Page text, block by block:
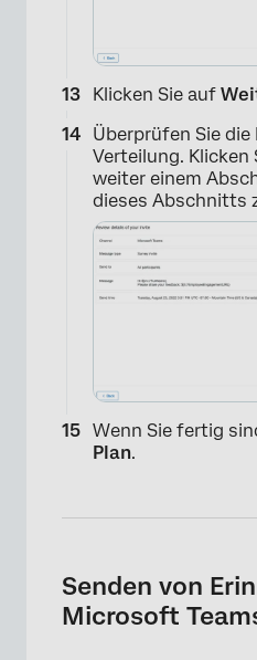
Klicken Sie auf
Überprüfen Sie die
Verteilung. Klicken
weiter einem
dieses Abschnitts
Wenn Sie fertig
Plan.
Senden von
Microsoft